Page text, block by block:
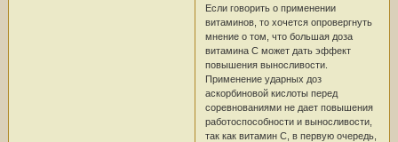
Если говорить о применении
витаминов, то хочется опровергнуть
мнение о том, что большая доза
витамина С может дать эффект
повышения выносливости.
Применение ударных доз
аскорбиновой кислоты перед
соревнованиями не дает повышения
работоспособности и выносливости,
так как витамин С, в первую очередь,